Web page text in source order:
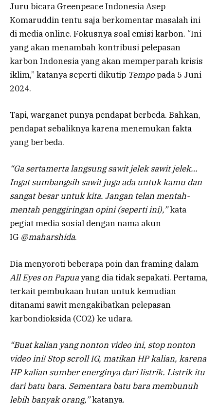
Juru bicara Greenpeace Indonesia Asep
Komaruddin tentu saja berkomentar masalah ini
di media online. Fokusnya soal emisi karbon. “Ini
yang akan menambah kontribusi pelepasan
karbon Indonesia yang akan memperparah krisis
iklim,” katanya seperti dikutip Tempopada 5 Juni
2024.
Tapi, warganet punya pendapat berbeda. Bahkan,
pendapat sebaliknya karena menemukan fakta
yang berbeda.
“Ga sertamerta langsung sawit jelek sawit jelek…
Ingat sumbangsih sawit juga ada untuk kamu dan
sangat besar untuk kita. Jangan telan mentah-
mentah penggiringan opini (seperti ini),”kata
pegiat media sosial dengan nama akun
IG @maharshida.
Dia menyoroti beberapa poin dan framing dalam
All Eyes on Papuayang dia tidak sepakati. Pertama,
terkait pembukaan hutan untuk kemudian
ditanami sawit mengakibatkan pelepasan
karbondioksida (CO2) ke udara.
“Buat kalian yang nonton video ini, stop nonton
video ini! Stop scroll IG, matikan HP kalian, karena
HP kalian sumber energinya dari listrik. Listrik itu
dari batu bara. Sementara batu bara membunuh
lebih banyak orang,”katanya.